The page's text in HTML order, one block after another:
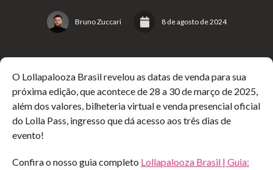
Bruno Zuccari 8 de agosto de 2024
O Lollapalooza Brasil revelou as datas de venda para sua
próxima edição, que acontece de 28 a 30 de março de 2025,
além dos valores, bilheteria virtual e venda presencial oficial
do Lolla Pass, ingresso que dá acesso aos três dias de
evento!
Confira o nosso guia completo Lollapalooza Brasil | Guia: